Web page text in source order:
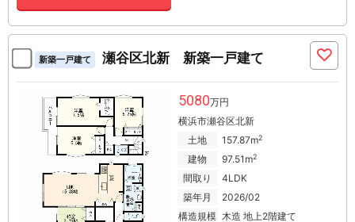
新築一戸建て 瀬谷区北新 新築一戸建て
5080万円
横浜市瀬谷区北新
土地
157.87m2
建物 97.51m2
間取り
4LDK
築年月
2026/02
構造規模 木造 地上2階建て